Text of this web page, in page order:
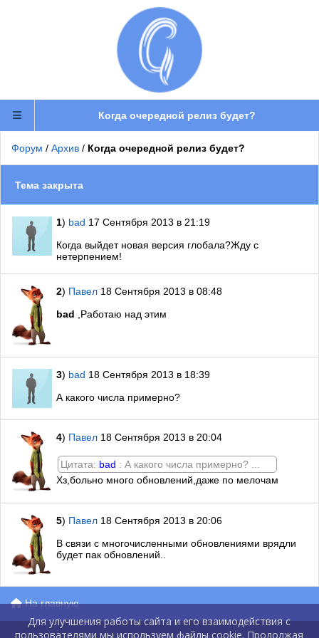
Когда очередной релиз будет?
Форум / Архив / Когда очередной релиз будет?
Тема закрыта
1) bad 17 Сентября 2013 в 21:19
Когда выйдет новая версия глобала?Жду с
нетерпением!
2) Павел 18 Сентября 2013 в 08:48
bad
,Работаю над этим
3) bad 18 Сентября 2013 в 18:39
А какого числа примерно?
4) Павел 18 Сентября 2013 в 20:04
Цитата: bad : А какого числа примерно? ...
Хз,больно много обновлений,даже по мелочам
5) Павел 18 Сентября 2013 в 20:06
В связи с многочисленными обновлениями врядли
будет пак обновлений..
На главную
Для улучшения работы сайта и его взаимодействия с
пользователями мы используем файлы cookie. Продолжая